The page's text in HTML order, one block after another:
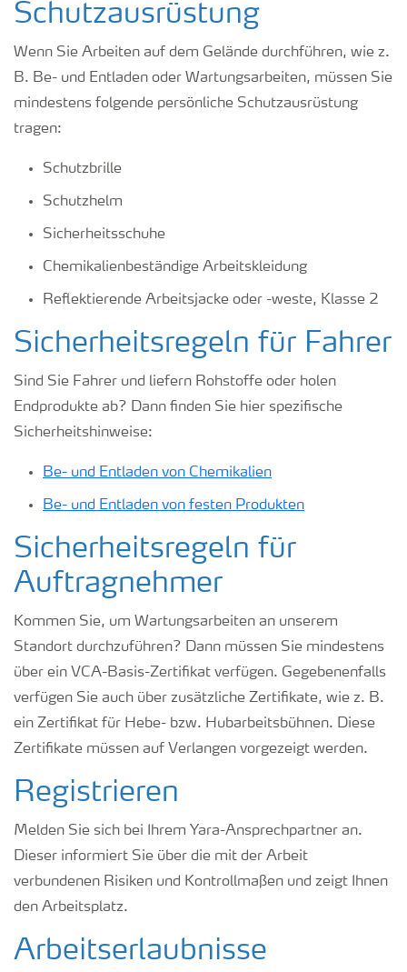
Schutzausrüstung
Wenn Sie Arbeiten auf dem Gelände durchführen, wie z.
B. Be- und Entladen oder Wartungsarbeiten, müssen Sie
mindestens folgende persönliche Schutzausrüstung
tragen:
Schutzbrille
Schutzhelm
Sicherheitsschuhe
Chemikalienbeständige Arbeitskleidung
Reflektierende Arbeitsjacke oder -weste, Klasse 2
Sicherheitsregeln für Fahrer
Sind Sie Fahrer und liefern Rohstoffe oder holen
Endprodukte ab? Dann finden Sie hier spezifische
Sicherheitshinweise:
Be- und Entladen von Chemikalien
Be- und Entladen von festen Produkten
Sicherheitsregeln für
Auftragnehmer
Kommen Sie, um Wartungsarbeiten an unserem
Standort durchzuführen? Dann müssen Sie mindestens
über ein VCA-Basis-Zertifikat verfügen. Gegebenenfalls
verfügen Sie auch über zusätzliche Zertifikate, wie z. B.
ein Zertifikat für Hebe- bzw. Hubarbeitsbühnen. Diese
Zertifikate müssen auf Verlangen vorgezeigt werden.
Registrieren
Melden Sie sich bei Ihrem Yara-Ansprechpartner an.
Dieser informiert Sie über die mit der Arbeit
verbundenen Risiken und Kontrollmaßen und zeigt Ihnen
den Arbeitsplatz.
Arbeitserlaubnisse